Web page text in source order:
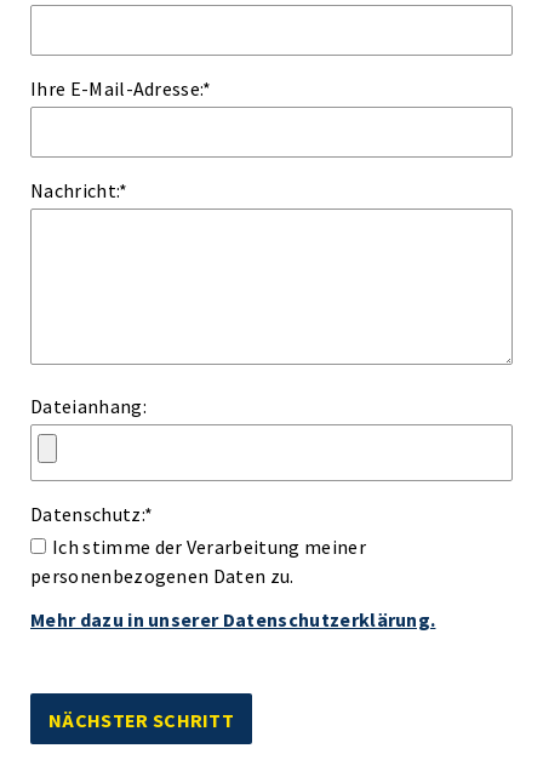
Ihre E-Mail-Adresse:*
Nachricht:*
Dateianhang:
Datenschutz:*
Ich stimme der Verarbeitung meiner
personenbezogenen Daten zu.
Mehr dazu in unserer Datenschutzerklärung.